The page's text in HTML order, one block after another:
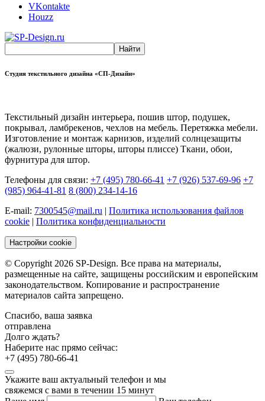
VKontakte
Houzz
Студия текстильного дизайна «СП-Дизайн»
Текстильный дизайн интерьера, пошив штор, подушек,
покрывал, ламбрекенов, чехлов на мебель. Перетяжка мебели.
Изготовление и монтаж карнизов, изделий солнцезащиты
(жалюзи, рулонные шторы, шторы плиссе) Ткани, обои,
фурнитура для штор.
Телефоны для связи: +7 (495) 780-66-41 +7 (926) 537-69-96 +7
(985) 964-41-81 8 (800) 234-14-16
E-mail: 7300545@mail.ru | Политика использования файлов
cookie | Политика конфиденциальности
Настройки cookie
© Copyright 2026 SP-Design. Все права на материалы,
размещенные на сайте, защищены российским и европейским
законодательством. Копирование и распространение
материалов сайта запрещено.
Спасибо, ваша заявка
отправлена
Долго ждать?
Наберите нас прямо сейчас:
+7 (495) 780-66-41
Укажите ваш актуальный телефон и мы
свяжемся с вами в течении 15 минут